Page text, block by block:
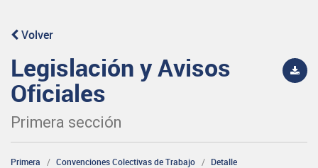
Volver
Legislación y Avisos
Oficiales
Primera sección
Primera Convenciones Colectivas de Trabajo Detalle